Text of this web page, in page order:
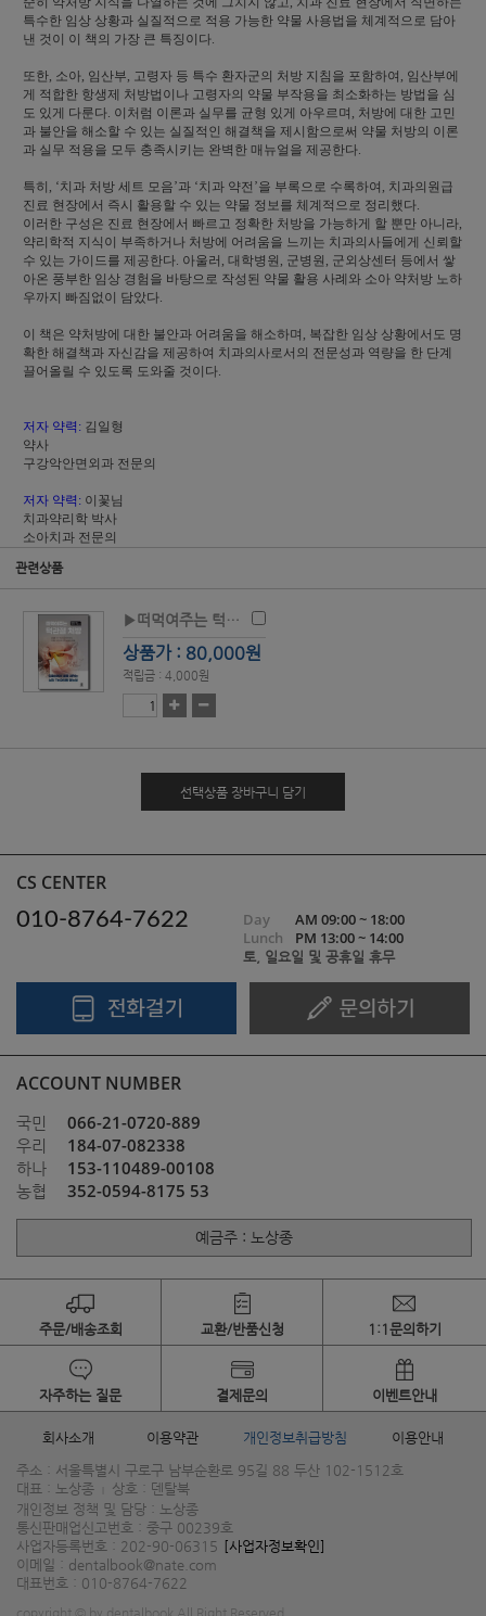
특수한 임상 상황과 실질적으로 적용 가능한 약물 사용법을 체계적으로 담아
낸 것이 이 책의 가장 큰 특징이다.
또한, 소아, 임산부, 고령자 등 특수 환자군의 처방 지침을 포함하여, 임산부에
게 적합한 항생제 처방법이나 고령자의 약물 부작용을 최소화하는 방법을 심
도 있게 다룬다. 이처럼 이론과 실무를 균형 있게 아우르며, 처방에 대한 고민
과 불안을 해소할 수 있는 실질적인 해결책을 제시함으로써 약물 처방의 이론
과 실무 적용을 모두 충족시키는 완벽한 매뉴얼을 제공한다.
특히, ‘치과 처방 세트 모음’과 ‘치과 약전’을 부록으로 수록하여, 치과의원급
진료 현장에서 즉시 활용할 수 있는 약물 정보를 체계적으로 정리했다.
이러한 구성은 진료 현장에서 빠르고 정확한 처방을 가능하게 할 뿐만 아니라,
약리학적 지식이 부족하거나 처방에 어려움을 느끼는 치과의사들에게 신뢰할
수 있는 가이드를 제공한다. 아울러, 대학병원, 군병원, 군외상센터 등에서 쌓
아온 풍부한 임상 경험을 바탕으로 작성된 약물 활용 사례와 소아 약처방 노하
우까지 빠짐없이 담았다.
이 책은 약처방에 대한 불안과 어려움을 해소하며, 복잡한 임상 상황에서도 명
확한 해결책과 자신감을 제공하여 치과의사로서의 전문성과 역량을 한 단계
끌어올릴 수 있도록 도와줄 것이다.
저자 약력: 김일형
약사
구강악안면외과 전문의
저자 약력: 이꽃님
치과약리학 박사
소아치과 전문의
관련상품
▶떠먹여주는 턱관절 처방
상품가 : 80,000원
적립금 : 4,000원
선택상품 장바구니 담기
CS CENTER
010-8764-7622
Day
AM 09:00 ~ 18:00
Lunch
PM 13:00 ~ 14:00
토, 일요일 및 공휴일 휴무
ACCOUNT NUMBER
국민 066-21-0720-889
우리 184-07-082338
하나 153-110489-00108
농협 352-0594-8175 53
예금주 : 노상종
주문/배송조회 교환/반품신청 1:1문의하기
자주하는 질문 결제문의 이벤트안내
회사소개 이용약관 개인정보취급방침
이용안내
주소 : 서울특별시 구로구 남부순환로 95길 88 두산 102-1512호
대표 : 노상종
상호 : 덴탈북
개인정보 정책 및 담당 : 노상종
통신판매업신고번호 : 중구 00239호
사업자등록번호 : 202-90-06315 [사업자정보확인]
이메일 : dentalbook@nate.com
대표번호 : 010-8764-7622